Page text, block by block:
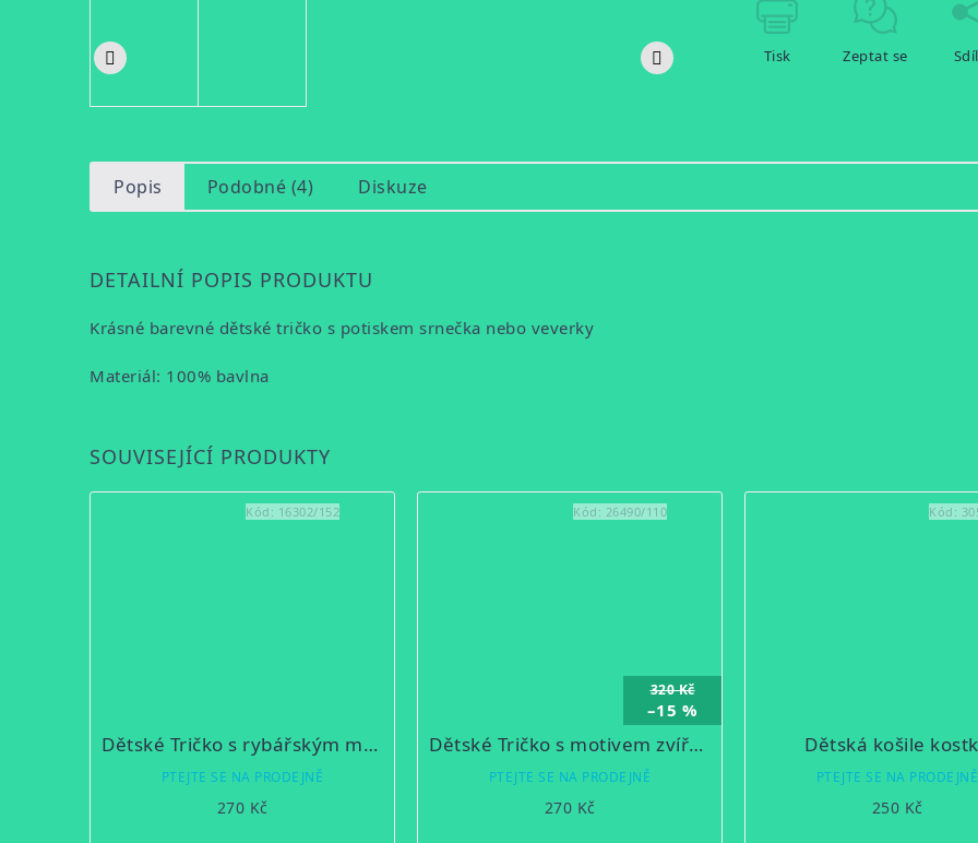
Tisk Zeptat se
Popis Podobné (4) Diskuze
DETAILNÍ POPIS PRODUKTU
Krásné barevné dětské tričko s potiskem srnečka nebo veverky
Materiál: 100% bavlna
SOUVISEJÍCÍ PRODUKTY
Dětské Tričko s rybářským motivem - Candát obecný
PTEJTE SE NA PRODEJNĚ
270 Kč
Kód: 16302/152
320 Kč
–15 %
Dětské Tričko s motivem zvířátka - červené
PTEJTE SE NA PRODEJNĚ
270 Kč
Kód: 26490/110
Dětská košile
PTEJTE SE NA PRODEJNĚ
250 Kč
Kód: